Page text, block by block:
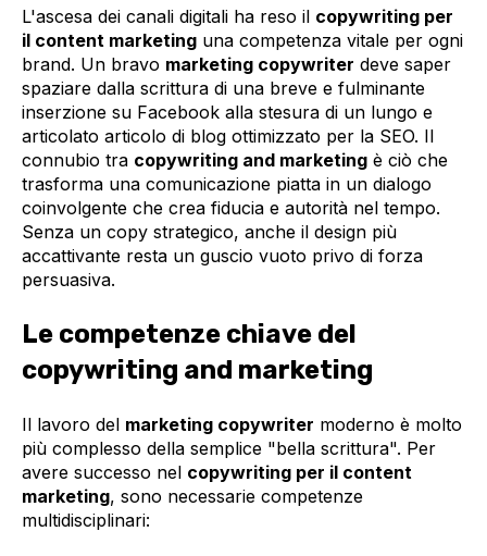
L'ascesa dei canali digitali ha reso il copywriting per
il content marketing una competenza vitale per ogni
brand. Un bravo marketing copywriter deve saper
spaziare dalla scrittura di una breve e fulminante
inserzione su Facebook alla stesura di un lungo e
articolato articolo di blog ottimizzato per la SEO. Il
connubio tra copywriting and marketing è ciò che
trasforma una comunicazione piatta in un dialogo
coinvolgente che crea fiducia e autorità nel tempo.
Senza un copy strategico, anche il design più
accattivante resta un guscio vuoto privo di forza
persuasiva.
Le competenze chiave del
copywriting and marketing
Il lavoro del marketing copywriter moderno è molto
più complesso della semplice "bella scrittura". Per
avere successo nel copywriting per il content
marketing, sono necessarie competenze
multidisciplinari: